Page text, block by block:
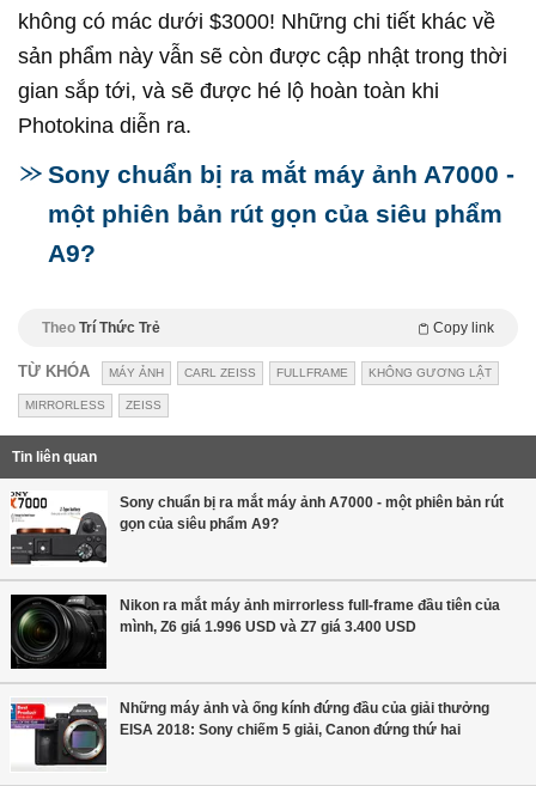
không có mác dưới $3000! Những chi tiết khác về
sản phẩm này vẫn sẽ còn được cập nhật trong thời
gian sắp tới, và sẽ được hé lộ hoàn toàn khi
Photokina diễn ra.
Sony chuẩn bị ra mắt máy ảnh A7000 -
một phiên bản rút gọn của siêu phẩm
A9?
Theo Trí Thức Trẻ Copy link
TỪ KHÓA MÁY ẢNH CARL ZEISS FULLFRAME KHÔNG GƯƠNG LẬT
MIRRORLESS ZEISS
Tin liên quan
Sony chuẩn bị ra mắt máy ảnh A7000 - một phiên bản rút
gọn của siêu phẩm A9?
Nikon ra mắt máy ảnh mirrorless full-frame đầu tiên của
mình, Z6 giá 1.996 USD và Z7 giá 3.400 USD
Những máy ảnh và ống kính đứng đầu của giải thưởng
EISA 2018: Sony chiếm 5 giải, Canon đứng thứ hai